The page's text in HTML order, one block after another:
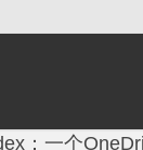
：一个